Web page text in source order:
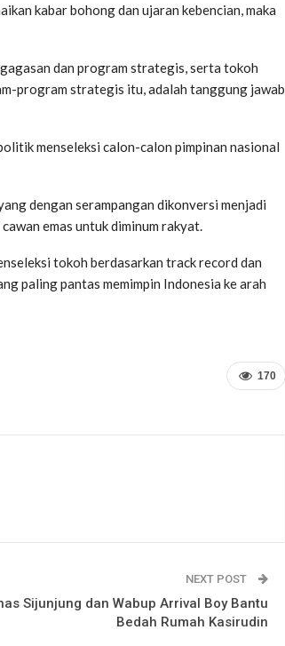
kabar bohong dan ujaran kebencian, maka
dan program strategis, serta tokoh
program strategis itu, adalah tanggung jawab
menseleksi calon-calon pimpinan nasional
dengan serampangan dikonversi menjadi
emas untuk diminum rakyat.
tokoh berdasarkan track record dan
paling pantas memimpin Indonesia ke arah
170
NEXT POST
Sijunjung dan Wabup Arrival Boy Bantu
Bedah Rumah Kasirudin